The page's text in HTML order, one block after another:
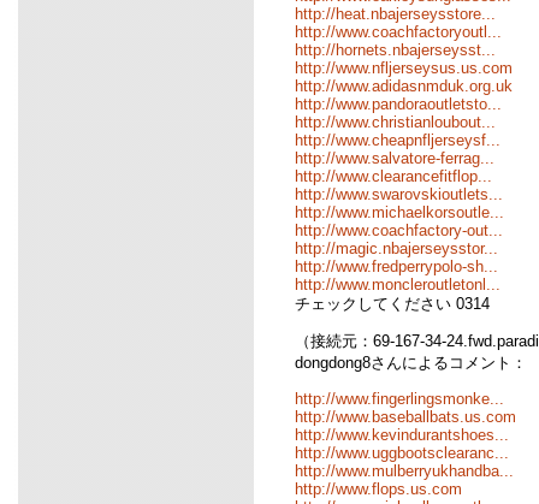
http://heat.nbajerseysstore...
http://www.coachfactoryoutl...
http://hornets.nbajerseysst...
http://www.nfljerseysus.us.com
http://www.adidasnmduk.org.uk
http://www.pandoraoutletsto...
http://www.christianloubout...
http://www.cheapnfljerseysf...
http://www.salvatore-ferrag...
http://www.clearancefitflop...
http://www.swarovskioutlets...
http://www.michaelkorsoutle...
http://www.coachfactory-out...
http://magic.nbajerseysstor...
http://www.fredperrypolo-sh...
http://www.moncleroutletonl...
チェックしてください 0314
（接続元：69-167-34-
dongdong8さんによるコメント：
http://www.fingerlingsmonke...
http://www.baseballbats.us.com
http://www.kevindurantshoes...
http://www.uggbootsclearanc...
http://www.mulberryukhandba...
http://www.flops.us.com